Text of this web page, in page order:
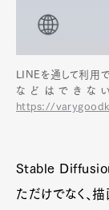
LINEを通して利用
などはできな
https://
Stable
ただけでなく、